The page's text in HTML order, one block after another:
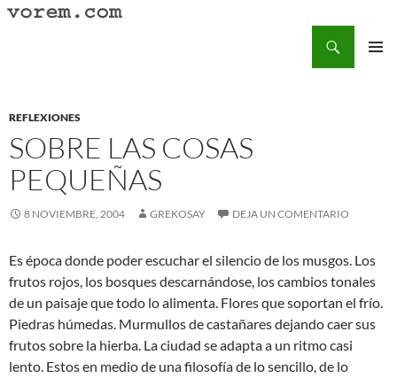
Saltar
REFLEXIONES
SOBRE LAS COSAS
PEQUEÑAS
8 NOVIEMBRE, 2004 GREKOSAY DEJA UN COMENTARIO
Es época donde poder escuchar el silencio de los musgos. Los
frutos rojos, los bosques descarnándose, los cambios tonales
de un paisaje que todo lo alimenta. Flores que soportan el frío.
Piedras húmedas. Murmullos de castañares dejando caer sus
frutos sobre la hierba. La ciudad se adapta a un ritmo casi
lento. Estos en medio de una filosofía de lo sencillo, de lo